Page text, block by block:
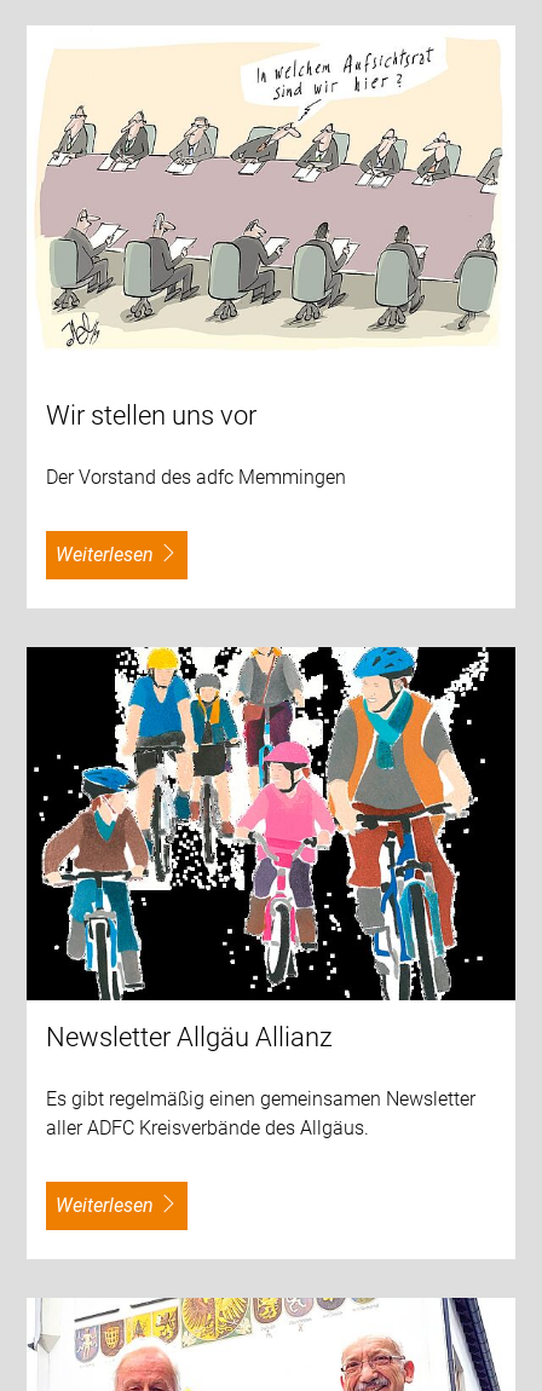
Wir stellen uns vor
Der Vorstand des adfc Memmingen
weiterlesen
Newsletter Allgäu Allianz
Es gibt regelmäßig einen gemeinsamen Newsletter
aller ADFC Kreisverbände des Allgäus.
weiterlesen